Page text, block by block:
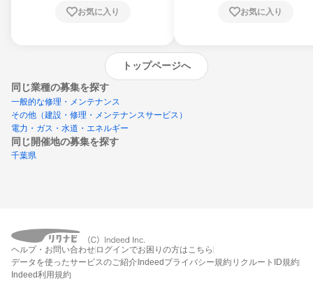
お気に入り お気に入り
トップページへ
同じ業種の募集を探す
一般的な修理・メンテナンス
その他（建設・修理・メンテナンスサービス）
電力・ガス・水道・エネルギー
同じ開催地の募集を探す
千葉県
エントリーするとプログラムの詳細案内を
受け取れるようになります
ヘルプ・お問い合わせ ログインでお困りの方はこちら
データを使ったサービスのご紹介 Indeedプライバシー規約 リクルートID規約
Indeed利用規約